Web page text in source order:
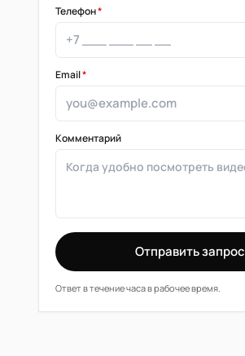
Телефон*
Email*
Комментарий
Отправить запрос
Ответ в течение часа в рабочее время.